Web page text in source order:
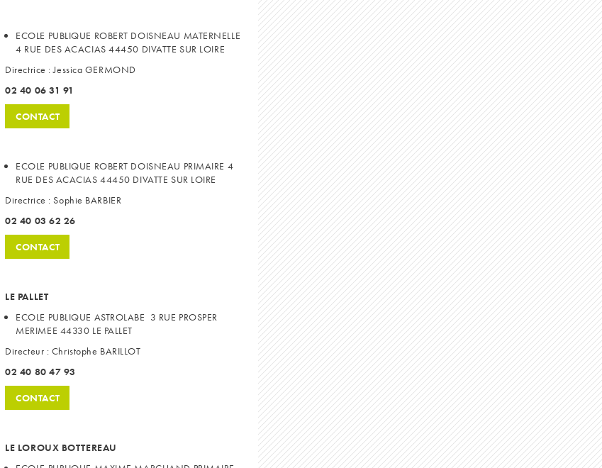
ECOLE PUBLIQUE ROBERT DOISNEAU MATERNELLE
4 RUE DES ACACIAS 44450 DIVATTE SUR LOIRE
Directrice : Jessica GERMOND
02 40 06 31 91
CONTACT
ECOLE PUBLIQUE ROBERT DOISNEAU PRIMAIRE 4
RUE DES ACACIAS 44450 DIVATTE SUR LOIRE
Directrice : Sophie BARBIER
02 40 03 62 26
CONTACT
LE PALLET
ECOLE PUBLIQUE ASTROLABE 3 RUE PROSPER
MERIMEE 44330 LE PALLET
Directeur : Christophe BARILLOT
02 40 80 47 93
CONTACT
LE LOROUX BOTTEREAU